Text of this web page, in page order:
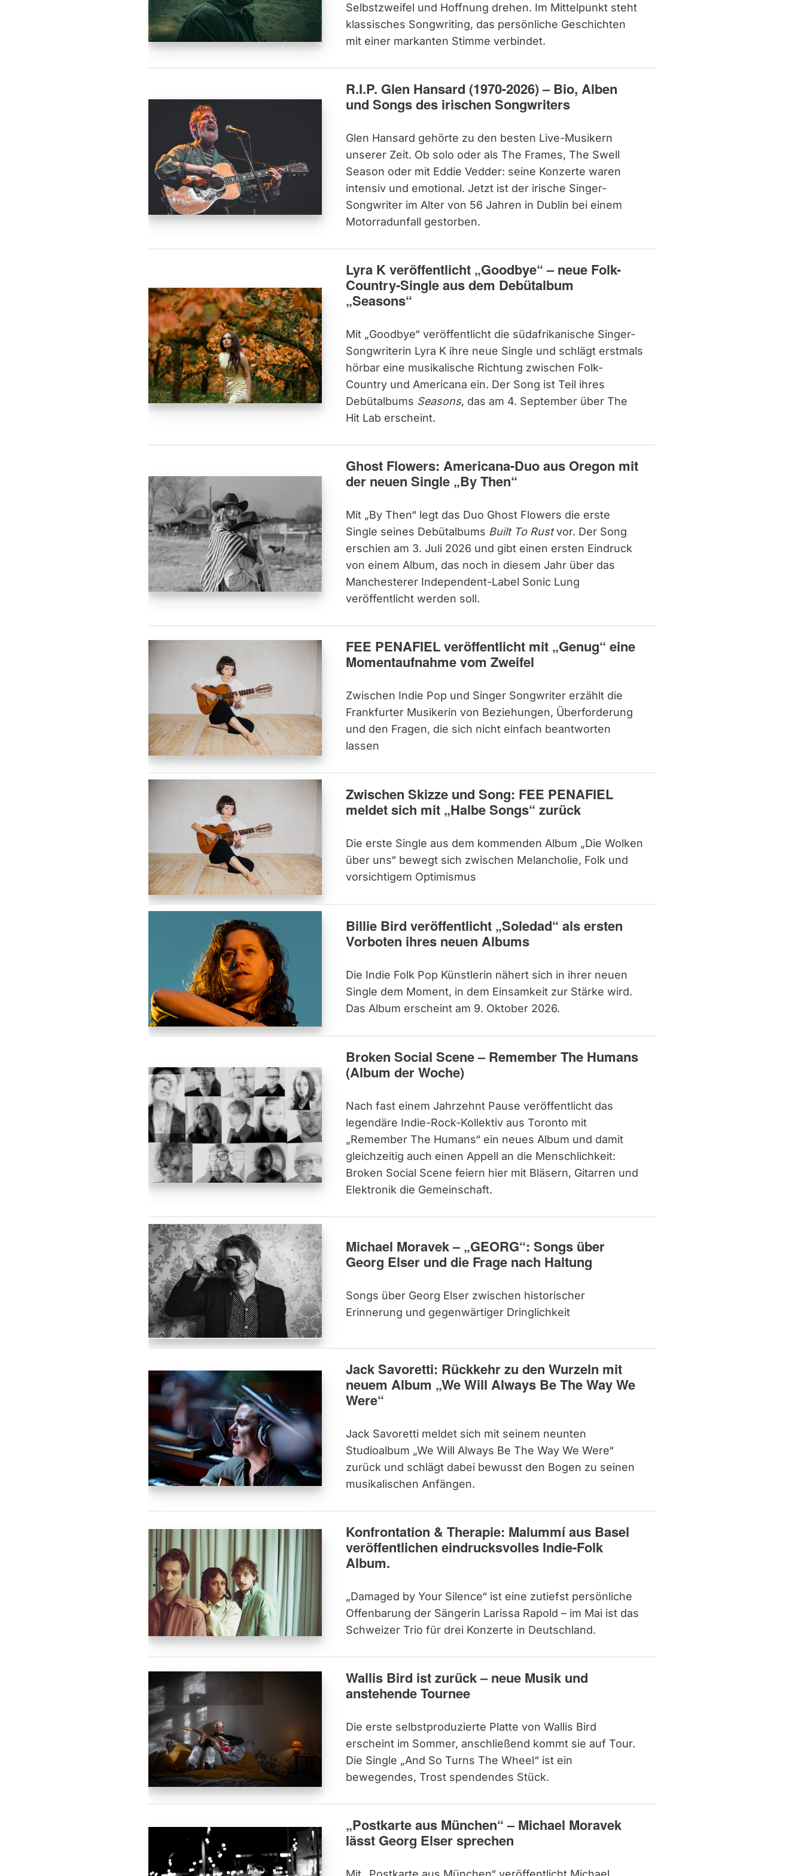
Selbstzweifel und Hoffnung drehen. Im Mittelpunkt steht
klassisches Songwriting, das persönliche Geschichten
mit einer markanten Stimme verbindet.
R.I.P. Glen Hansard (1970-2026) – Bio, Alben
und Songs des irischen Songwriters
Glen Hansard gehörte zu den besten Live-Musikern
unserer Zeit. Ob solo oder als The Frames, The Swell
Season oder mit Eddie Vedder: seine Konzerte waren
intensiv und emotional. Jetzt ist der irische Singer-
Songwriter im Alter von 56 Jahren in Dublin bei einem
Motorradunfall gestorben.
Lyra K veröffentlicht „Goodbye“ – neue Folk-
Country-Single aus dem Debütalbum
„Seasons“
Mit „Goodbye“ veröffentlicht die südafrikanische Singer-
Songwriterin Lyra K ihre neue Single und schlägt erstmals
hörbar eine musikalische Richtung zwischen Folk-
Country und Americana ein. Der Song ist Teil ihres
Debütalbums Seasons, das am 4. September über The
Hit Lab erscheint.
Ghost Flowers: Americana-Duo aus Oregon mit
der neuen Single „By Then“
Mit „By Then“ legt das Duo Ghost Flowers die erste
Single seines Debütalbums Built To Rustvor. Der Song
erschien am 3. Juli 2026 und gibt einen ersten Eindruck
von einem Album, das noch in diesem Jahr über das
Manchesterer Independent-Label Sonic Lung
veröffentlicht werden soll.
FEE PENAFIEL veröffentlicht mit „Genug“ eine
Momentaufnahme vom Zweifel
Zwischen Indie Pop und Singer Songwriter erzählt die
Frankfurter Musikerin von Beziehungen, Überforderung
und den Fragen, die sich nicht einfach beantworten
lassen
Zwischen Skizze und Song: FEE PENAFIEL
meldet sich mit „Halbe Songs“ zurück
Die erste Single aus dem kommenden Album „Die Wolken
über uns“ bewegt sich zwischen Melancholie, Folk und
vorsichtigem Optimismus
Billie Bird veröffentlicht „Soledad“ als ersten
Vorboten ihres neuen Albums
Die Indie Folk Pop Künstlerin nähert sich in ihrer neuen
Single dem Moment, in dem Einsamkeit zur Stärke wird.
Das Album erscheint am 9. Oktober 2026.
Broken Social Scene – Remember The Humans
(Album der Woche)
Nach fast einem Jahrzehnt Pause veröffentlicht das
legendäre Indie-Rock-Kollektiv aus Toronto mit
„Remember The Humans“ ein neues Album und damit
gleichzeitig auch einen Appell an die Menschlichkeit:
Broken Social Scene feiern hier mit Bläsern, Gitarren und
Elektronik die Gemeinschaft.
Michael Moravek – „GEORG“: Songs über
Georg Elser und die Frage nach Haltung
Songs über Georg Elser zwischen historischer
Erinnerung und gegenwärtiger Dringlichkeit
Jack Savoretti: Rückkehr zu den Wurzeln mit
neuem Album „We Will Always Be The Way We
Were“
Jack Savoretti meldet sich mit seinem neunten
Studioalbum „We Will Always Be The Way We Were“
zurück und schlägt dabei bewusst den Bogen zu seinen
musikalischen Anfängen.
Konfrontation & Therapie: Malummí aus Basel
veröffentlichen eindrucksvolles Indie-Folk
Album.
„Damaged by Your Silence“ ist eine zutiefst persönliche
Offenbarung der Sängerin Larissa Rapold – im Mai ist das
Schweizer Trio für drei Konzerte in Deutschland.
Wallis Bird ist zurück – neue Musik und
anstehende Tournee
Die erste selbstproduzierte Platte von Wallis Bird
erscheint im Sommer, anschließend kommt sie auf Tour.
Die Single „And So Turns The Wheel“ ist ein
bewegendes, Trost spendendes Stück.
„Postkarte aus München“ – Michael Moravek
lässt Georg Elser sprechen